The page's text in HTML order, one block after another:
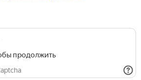
продолжить